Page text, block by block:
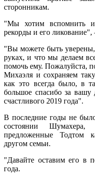
сторонникам.
"Мы хотим вспомнить и
рекорды и его ликование",
"Вы можете быть
руках, и что мы делаем
помочь ему. Пожалуйста,
Михаэля и сохраняем
как это всегда было, в
большое спасибо за
счастливого 2019 года".
В последние годы не
состоянии Шумахера,
предложенные Тодтом
другом семьи.
"Давайте оставим его в
года.